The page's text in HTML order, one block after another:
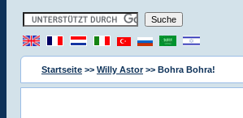
Startseite >> Willy Astor>> Bohra Bohra!